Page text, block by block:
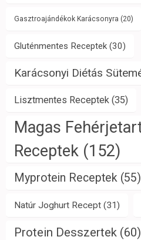
Gasztroajándékok Karácsonyra (20)
Gluténmentes Receptek (30)
Karácsonyi Diétás
Lisztmentes Receptek (35)
Magas
Receptek (152)
Myprotein Receptek (55)
Natúr Joghurt Recept (31)
Protein Desszertek (60)